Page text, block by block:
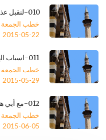
010-لنقبل عذر المعتذر
خطب الجمعة
2015-05-22
011-اسباب الهدايه
خطب الجمعة
2015-05-29
012-مع أبي هريره رضي الله عنه
خطب الجمعة
2015-06-05